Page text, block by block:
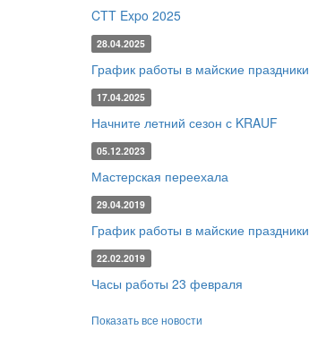
CTT Expo 2025
28.04.2025
График работы в майские праздники
17.04.2025
Начните летний сезон с KRAUF
05.12.2023
Мастерская переехала
29.04.2019
График работы в майские праздники
22.02.2019
Часы работы 23 февраля
Показать все новости